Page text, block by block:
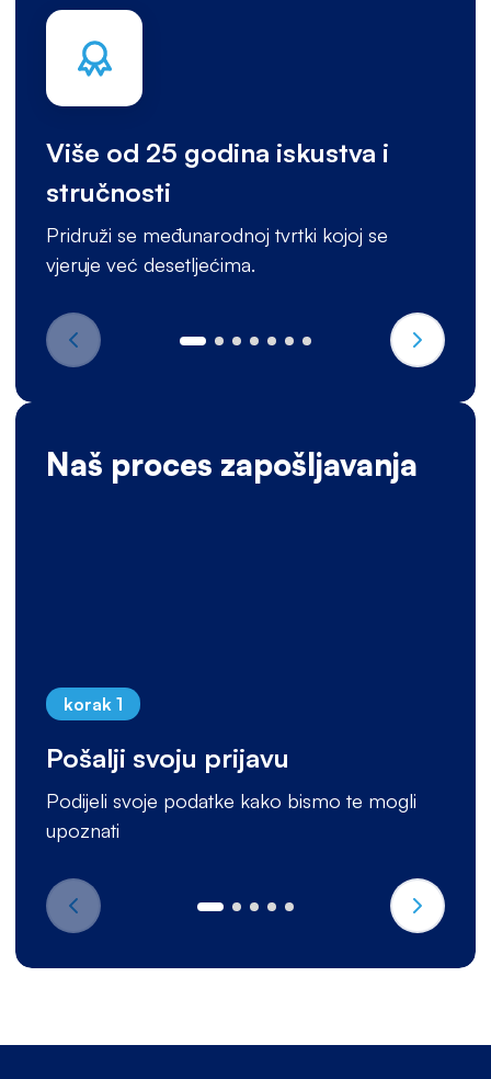
Više od 25 godina iskustva i
stručnosti
Pridruži se međunarodnoj tvrtki kojoj se
vjeruje već desetljećima.
Naš proces zapošljavanja
korak 1
Pošalji svoju prijavu
Podijeli svoje podatke kako bismo te mogli
upoznati